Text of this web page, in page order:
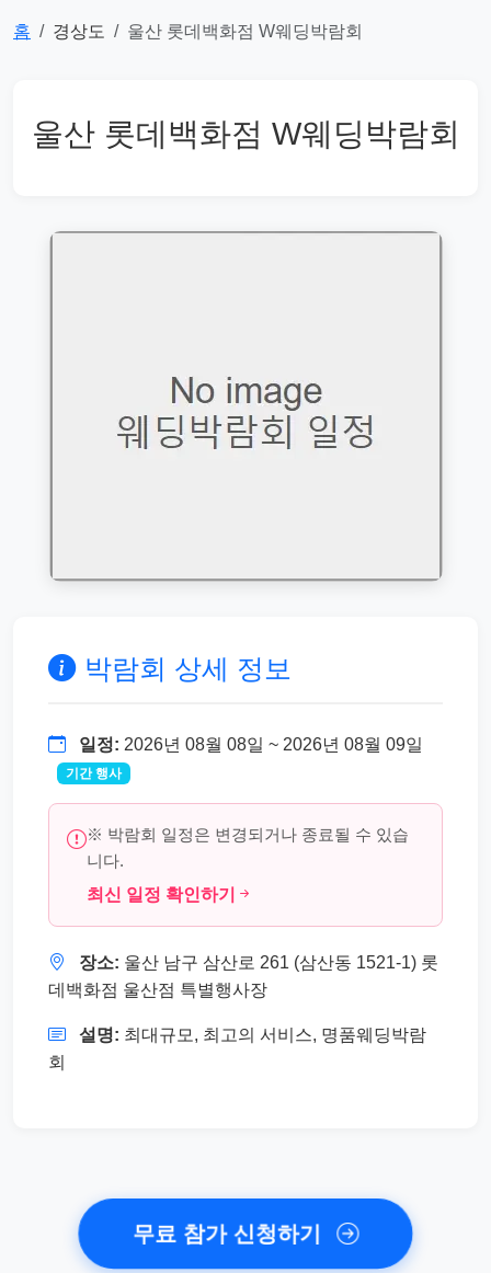
홈 경상도 울산 롯데백화점 W웨딩박람회
울산 롯데백화점 W웨딩박람회
박람회 상세 정보
일정: 2026년 08월 08일 ~ 2026년 08월 09일
기간 행사
※ 박람회 일정은 변경되거나 종료될 수 있습
니다.
최신 일정 확인하기
장소: 울산 남구 삼산로 261 (삼산동 1521-1) 롯
데백화점 울산점 특별행사장
설명: 최대규모, 최고의 서비스, 명품웨딩박람
회
무료 참가 신청하기